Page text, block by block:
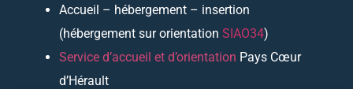
Accueil – hébergement – insertion
(hébergement sur orientation SIAO34)
Service d’accueil et d’orientation Pays Cœur
d’Hérault